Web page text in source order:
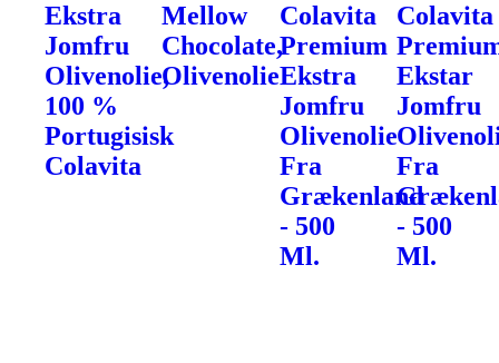
Ekstra
Jomfru
Olivenolie,
100 %
Portugisisk
Colavita
Mellow
Chocolate,
Olivenolie
Colavita
Premium
Ekstra
Jomfru
Olivenolie
Fra
Grækenland
- 500
Ml.
Colavita
Ekstar
Jomfru
Fra
- 500
Ml.